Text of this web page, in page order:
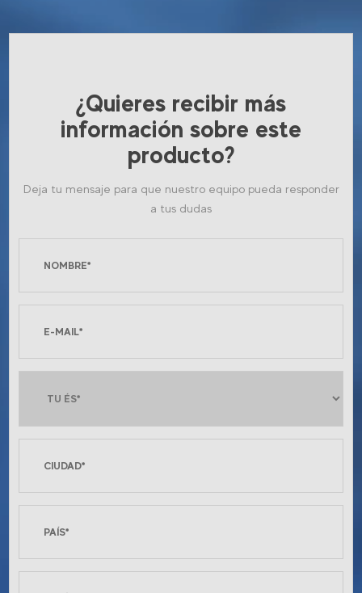
¿Quieres recibir más
información sobre este
producto?
Deja tu mensaje para que nuestro equipo pueda responder
a tus dudas